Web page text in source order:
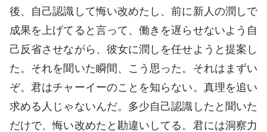
後、自己認識して悔い改めたし、前に新人の潤しで
成果を上げてると言って、働きを遅らせないよう自
己反省させながら、彼女に潤しを任せようと提案し
た。それを聞いた瞬間、こう思った。それはまずい
ぞ。君はチャーイーのことを知らない。真理を追い
求める人じゃないんだ。多少自己認識したと聞いた
だけで、悔い改めたと勘違いしてる。君には洞察力